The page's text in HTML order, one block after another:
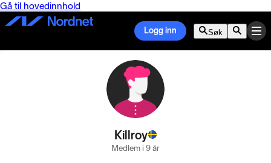
Gå til hovedinnhold
Logg inn Søk
Killroy
Medlem i 9 år